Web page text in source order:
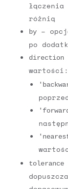
różnią
by–
po
direction
wartości:
tolerance